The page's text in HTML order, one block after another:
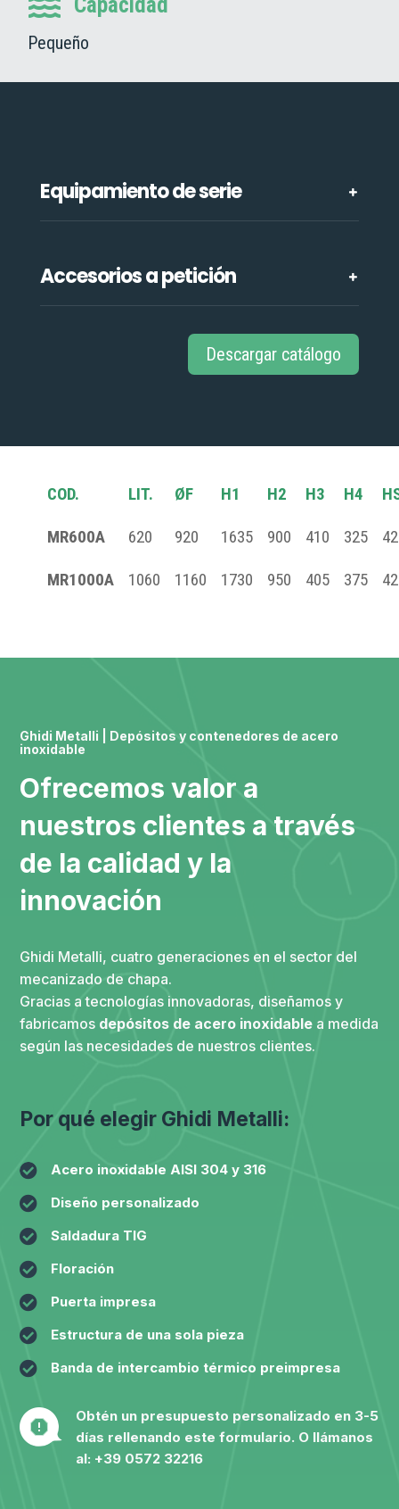

Pequeño
Equipamiento de serie
Accesorios a petición
Descargar catálogo
COD. LIT. ØF H1 H2 H3 H4
MR600A 620 920 1635 900 410 325
MR1000A 1060 1160 1730 950 405 375
Ghidi Metalli | Depósitos y contenedores de acero
inoxidable
Ofrecemos valor a
nuestros clientes a través
de la calidad y la
innovación
Ghidi Metalli, cuatro generaciones en el sector del
mecanizado de chapa.
Gracias a tecnologías innovadoras, diseñamos y
fabricamos depósitos de acero inoxidable a medida
según las necesidades de nuestros clientes.
Por qué elegir Ghidi Metalli:
 Acero inoxidable AISI 304 y 316
 Diseño personalizado
 Saldadura TIG
 Floración
 Puerta impresa
 Estructura de una sola pieza
 Banda de intercambio térmico preimpresa
Obtén un presupuesto personalizado en 3-5
días rellenando este formulario. O llámanos
al: +39 0572 32216